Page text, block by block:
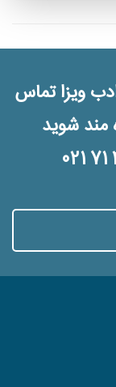
ویزا تماس
مند شوید